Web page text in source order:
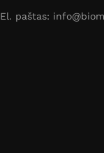
El. paštas: